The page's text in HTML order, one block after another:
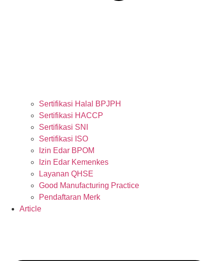
Sertifikasi Halal BPJPH
Sertifikasi HACCP
Sertifikasi SNI
Sertifikasi ISO
Izin Edar BPOM
Izin Edar Kemenkes
Layanan QHSE
Good Manufacturing Practice
Pendaftaran Merk
Article